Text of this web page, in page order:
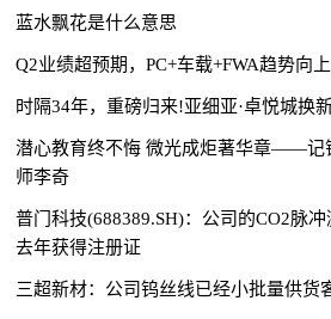
蓝水飘花是什么意思
Q2业绩超预期，PC+车载+FWA趋势向上
时隔34年，重磅归来!亚细亚·卓悦城换
潜心教育终不悔 微光成炬著华章——记
师李奇
普门科技(688389.SH)：公司的CO2脉
去年获得注册证
三超新材：公司钨丝线已经小批量供货